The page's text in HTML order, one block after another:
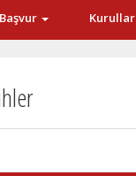
Başvur Kurullar